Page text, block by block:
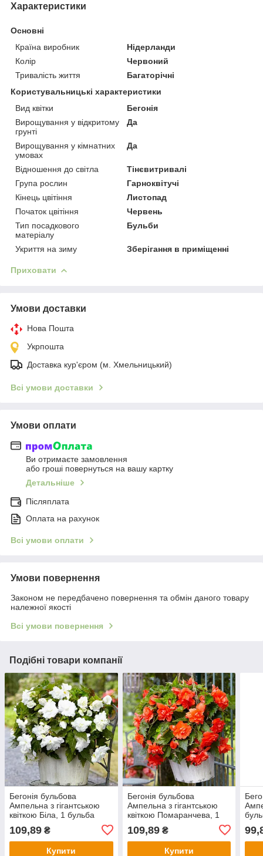
Характеристики
Основні
Країна виробник
Нідерланди
Колір
Червоний
Тривалість життя
Багаторічні
Користувальницькі характеристики
Вид квітки
Бегонія
Вирощування у відкритому
грунті
Да
Вирощування у кімнатних
умовах
Да
Відношення до світла
Тінєвитривалі
Група рослин
Гарноквітучі
Кінець цвітіння
Листопад
Початок цвітіння
Червень
Тип посадкового
матеріалу
Бульби
Укриття на зиму Зберігання в приміщенні
Приховати
Умови доставки
Нова Пошта
Укрпошта
Доставка кур'єром (м. Хмельницький)
Всі умови доставки
Умови оплати
Ви отримаєте замовлення
або гроші повернуться на вашу картку
Детальніше
Післяплата
Оплата на рахунок
Всі умови оплати
Умови повернення
Законом не передбачено повернення та обмін даного товару
належної якості
Всі умови повернення
Подібні товари компанії
Бегонія бульбова
Ампельна з гігантською
квіткою Біла, 1 бульба
109,89 ₴
Купити
Бегонія бульбова
Ампельна з гігантською
квіткою Помаранчева, 1
109,89₴
Купити